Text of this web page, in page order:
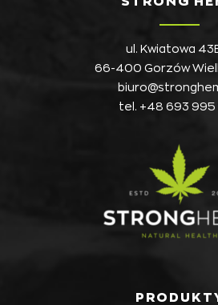
ul. Kwiatowa
66-400 Gorzów
tel.
+48 693 995